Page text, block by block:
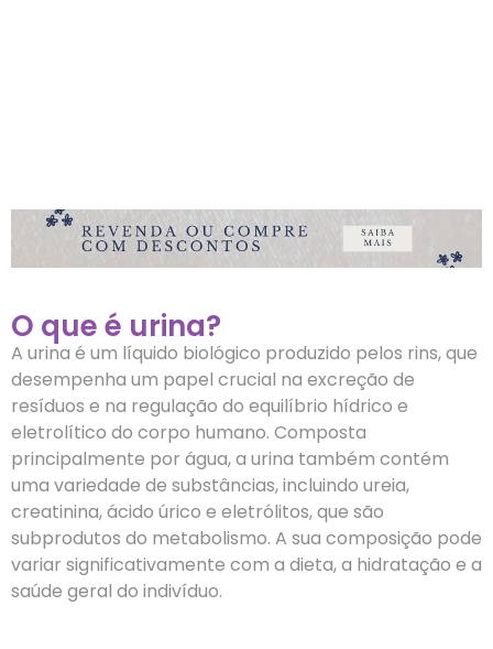
O que é urina?
A urina é um líquido biológico produzido pelos rins, que
desempenha um papel crucial na excreção de
resíduos e na regulação do equilíbrio hídrico e
eletrolítico do corpo humano. Composta
principalmente por água, a urina também contém
uma variedade de substâncias, incluindo ureia,
creatinina, ácido úrico e eletrólitos, que são
subprodutos do metabolismo. A sua composição pode
variar significativamente com a dieta, a hidratação e a
saúde geral do indivíduo.